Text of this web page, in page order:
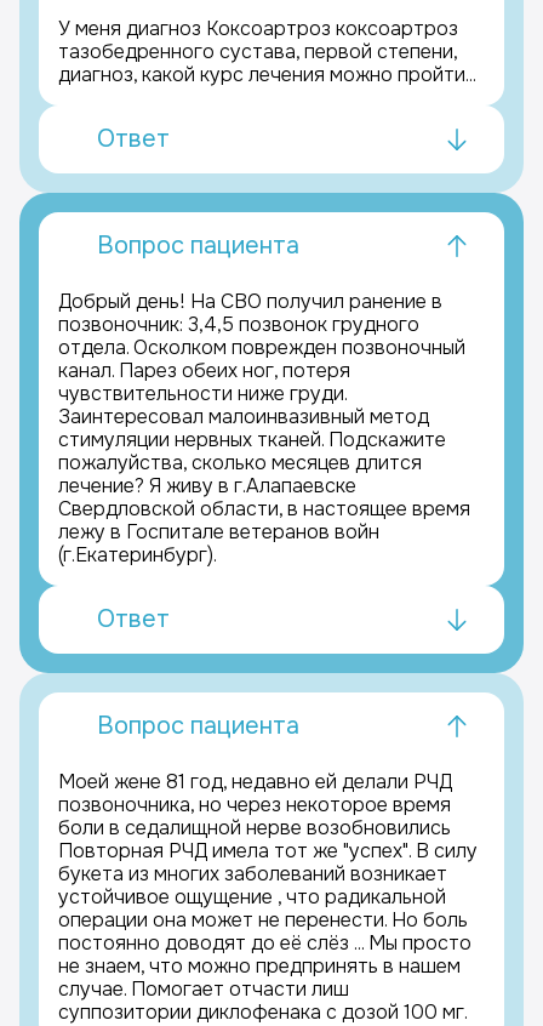
У меня диагноз Коксоартроз коксоартроз
тазобедренного сустава, первой степени,
диагноз, какой курс лечения можно пройти...
Ответ
Вопрос пациента
Добрый день! На СВО получил ранение в
позвоночник: 3,4,5 позвонок грудного
отдела. Осколком поврежден позвоночный
канал. Парез обеих ног, потеря
чувствительности ниже груди.
Заинтересовал малоинвазивный метод
стимуляции нервных тканей. Подскажите
пожалуйства, сколько месяцев длится
лечение? Я живу в г.Алапаевске
Свердловской области, в настоящее время
лежу в Госпитале ветеранов войн
(г.Екатеринбург).
Ответ
Вопрос пациента
Моей жене 81 год, недавно ей делали РЧД
позвоночника, но через некоторое время
боли в седалищной нерве возобновились
Повторная РЧД имела тот же "успех". В силу
букета из многих заболеваний возникает
устойчивое ощущение , что радикальной
операции она может не перенести. Но боль
постоянно доводят до её слёз ... Мы просто
не знаем, что можно предпринять в нашем
случае. Помогает отчасти лиш
суппозитории диклофенака с дозой 100 мг.